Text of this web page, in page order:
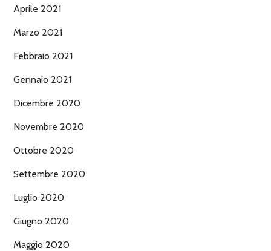
Aprile 2021
Marzo 2021
Febbraio 2021
Gennaio 2021
Dicembre 2020
Novembre 2020
Ottobre 2020
Settembre 2020
Luglio 2020
Giugno 2020
Maggio 2020